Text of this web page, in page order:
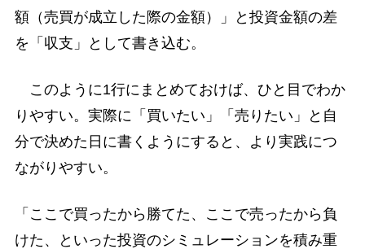
額（売買が成立した際の金額）」と投資金額の差
を「収支」として書き込む。
このように1行にまとめておけば、ひと目でわか
りやすい。実際に「買いたい」「売りたい」と自
分で決めた日に書くようにすると、より実践につ
ながりやすい。
「ここで買ったから勝てた、ここで売ったから負
けた、といった投資のシミュレーションを積み重